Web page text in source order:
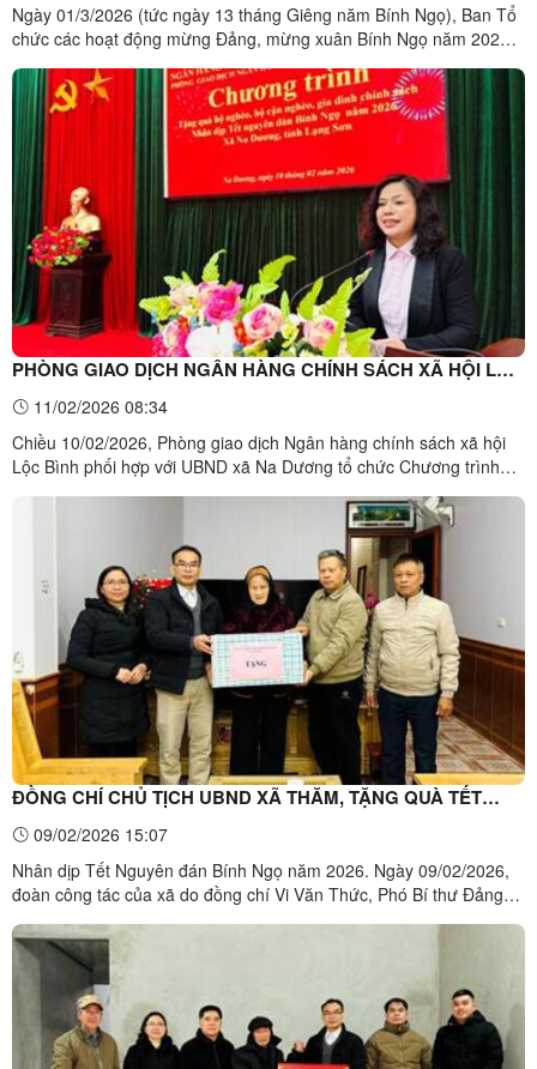
Ngày 01/3/2026 (tức ngày 13 tháng Giêng năm Bính Ngọ), Ban Tổ
chức các hoạt động mừng Đảng, mừng xuân Bính Ngọ năm 2026
chí là lãnh đạo cấp ủy, chính quyền địa phương; cán bộ, công
chức, viên chức, đơn vị lực lượng vũ trang, doanh nghiệp ...
PHÒNG GIAO DỊCH NGÂN HÀNG CHÍNH SÁCH XÃ HỘI LỘC
BÌNH TẶNG QUÀ TẾT NGUYÊN ĐẤN TẠI XÃ NA DƯƠNG
11/02/2026 08:34
Chiều 10/02/2026, Phòng giao dịch Ngân hàng chính sách xã hội
Lộc Bình phối hợp với UBND xã Na Dương tổ chức Chương trình
bàn xã Na Dương nhân dịp Tết Nguyên đán Bính Ngọ năm 2026.
Dự về phía xã có đồng chí Lành Văn Kiên, Phó Chủ tịch ...
ĐỒNG CHÍ CHỦ TỊCH UBND XÃ THĂM, TẶNG QUÀ TẾT
NGUYÊN ĐÁN NĂM 2026
09/02/2026 15:07
Nhân dịp Tết Nguyên đán Bính Ngọ năm 2026. Ngày 09/02/2026,
đoàn công tác của xã do đồng chí Vi Văn Thức, Phó Bí thư Đảng
tặng quà tết 03 gia đình chính sách, người có công trên địa bàn
xã.Đoàn công tác tặng quà gia đình bà Hoàng Thị ...